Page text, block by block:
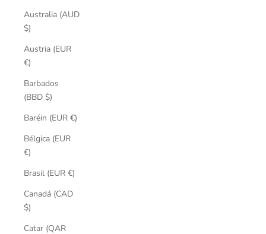
Australia (AUD
$)
Austria (EUR
€)
Barbados
(BBD $)
Baréin (EUR €)
Bélgica (EUR
€)
Brasil (EUR €)
Canadá (CAD
$)
Catar (QAR